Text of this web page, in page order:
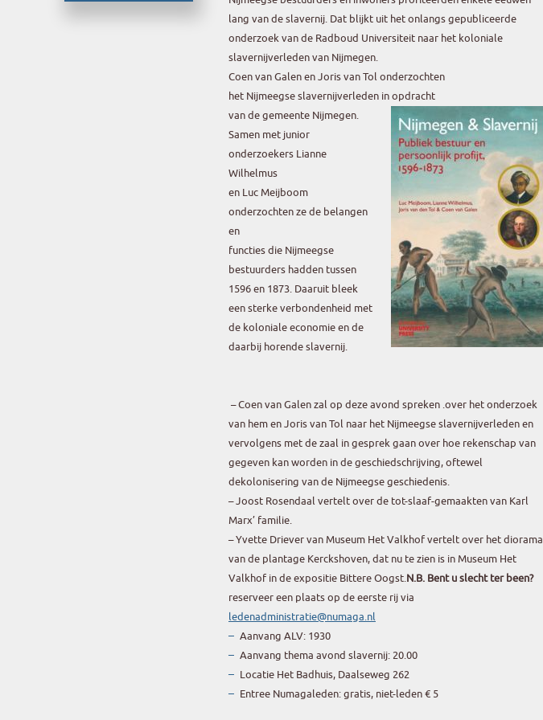
lang van de slavernij. Dat blijkt uit het onlangs gepubliceerde
onderzoek van de Radboud Universiteit naar het koloniale
slavernijverleden van Nijmegen.
Coen van Galen en Joris van Tol onderzochten
het Nijmeegse slavernijverleden in opdracht
van de gemeente Nijmegen.
Samen met junior
onderzoekers Lianne
Wilhelmus
en Luc Meijboom
onderzochten ze de belangen
en
functies die Nijmeegse
bestuurders hadden tussen
1596 en 1873. Daaruit bleek
een sterke verbondenheid met
de koloniale economie en de
daarbij horende slavernij.
– Coen van Galen zal op deze avond spreken .over het onderzoek
van hem en Joris van Tol naar het Nijmeegse slavernijverleden en
vervolgens met de zaal in gesprek gaan over hoe rekenschap van
gegeven kan worden in de geschiedschrijving, oftewel
dekolonisering van de Nijmeegse geschiedenis.
– Joost Rosendaal vertelt over de tot-slaaf-gemaakten van Karl
Marx’ familie.
– Yvette Driever van Museum Het Valkhof vertelt over het diorama
van de plantage Kerckshoven, dat nu te zien is in Museum Het
Valkhof in de expositie Bittere Oogst.N.B. Bent u slecht ter been?
reserveer een plaats op de eerste rij via
ledenadministratie@numaga.nl
Aanvang ALV: 1930
Aanvang thema avond slavernij: 20.00
Locatie Het Badhuis, Daalseweg 262
Entree Numagaleden: gratis, niet-leden € 5